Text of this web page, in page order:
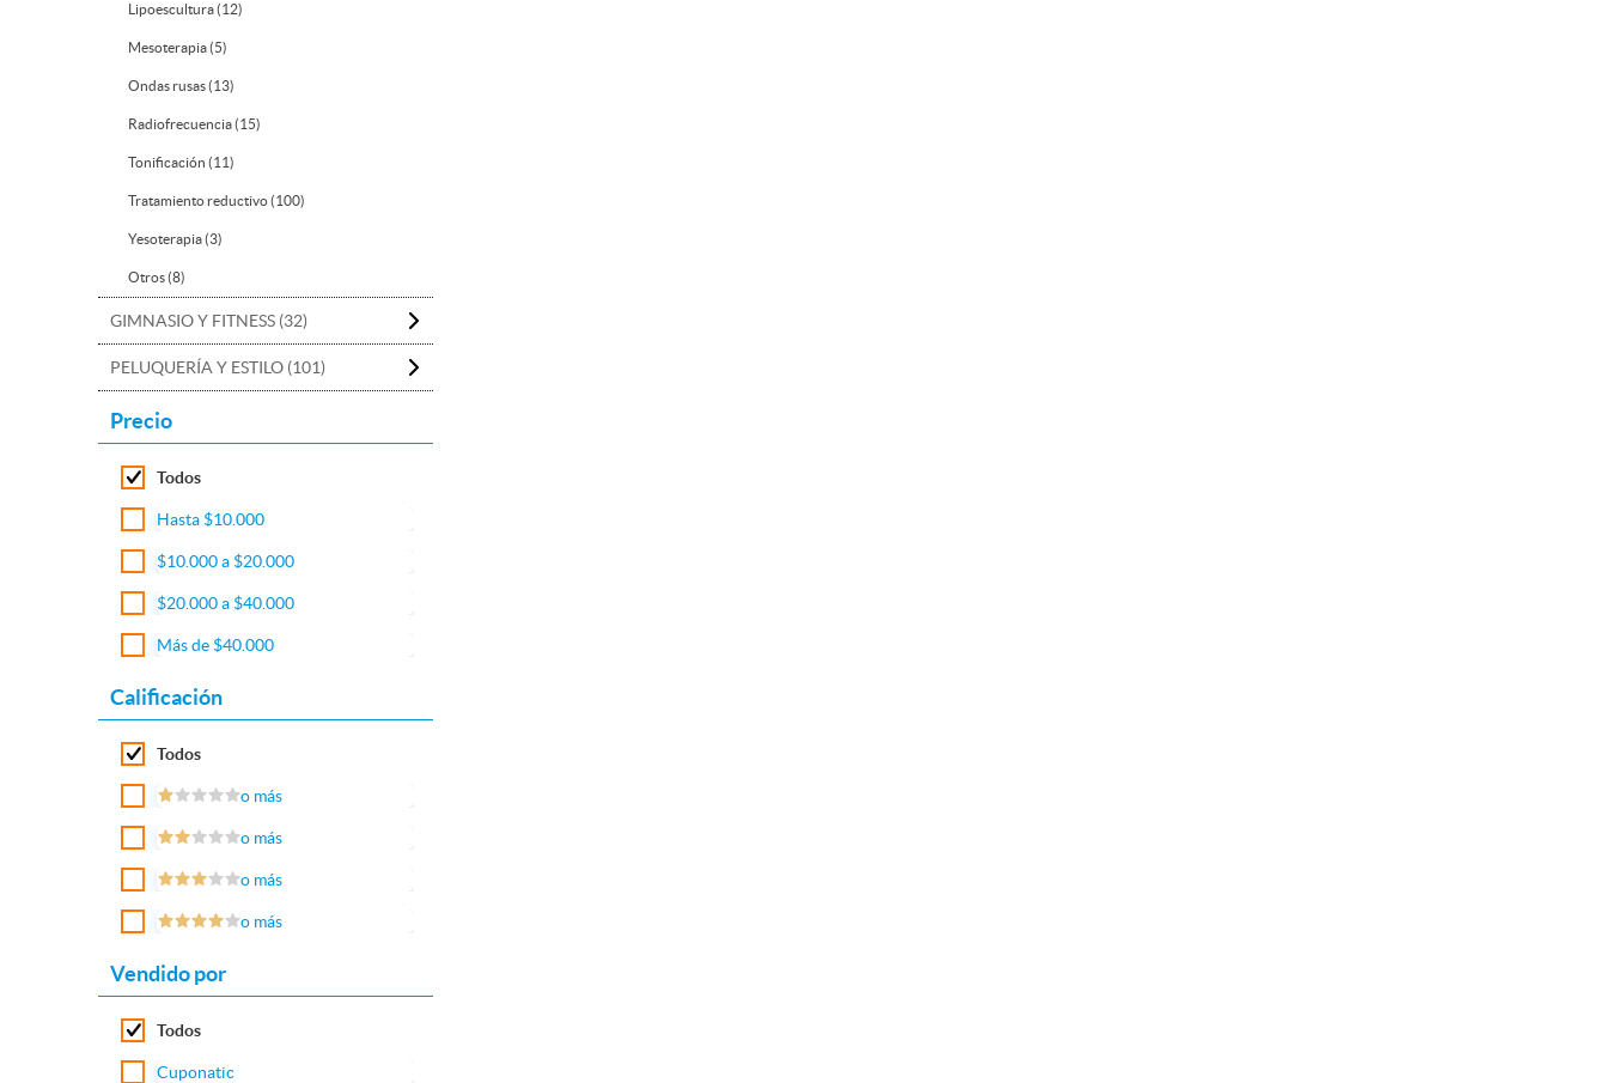
Lipoescultura (12)
Mesoterapia (5)
Ondas rusas (13)
Radiofrecuencia (15)
Tonificación (11)
Tratamiento reductivo (100)
Yesoterapia (3)
Otros (8)
GIMNASIO Y FITNESS (32)
PELUQUERÍA Y ESTILO (101)
Precio
Todos
Hasta $10.000
$10.000 a $20.000
$20.000 a $40.000
Más de $40.000
Calificación
Todos
o más
o más
o más
o más
Vendido por
Todos
Cuponatic